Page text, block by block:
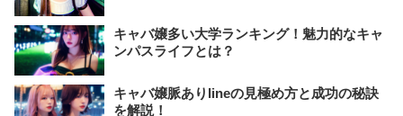
キャバ嬢多い大学ランキング！魅力的なキャ
ンパスライフとは？
キャバ嬢脈ありlineの見極め方と成功の秘訣
を解説！